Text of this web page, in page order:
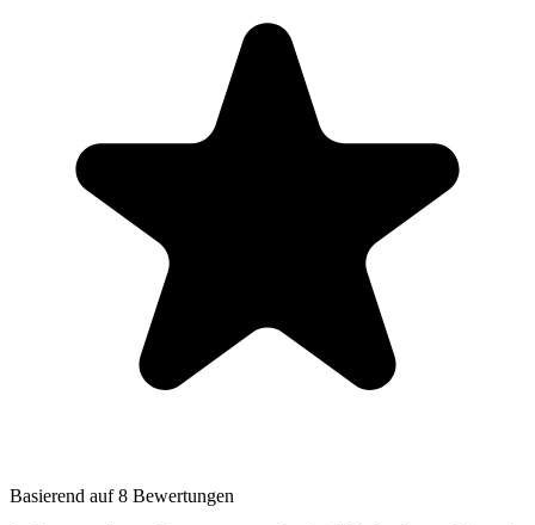
Basierend auf 8 Bewertungen